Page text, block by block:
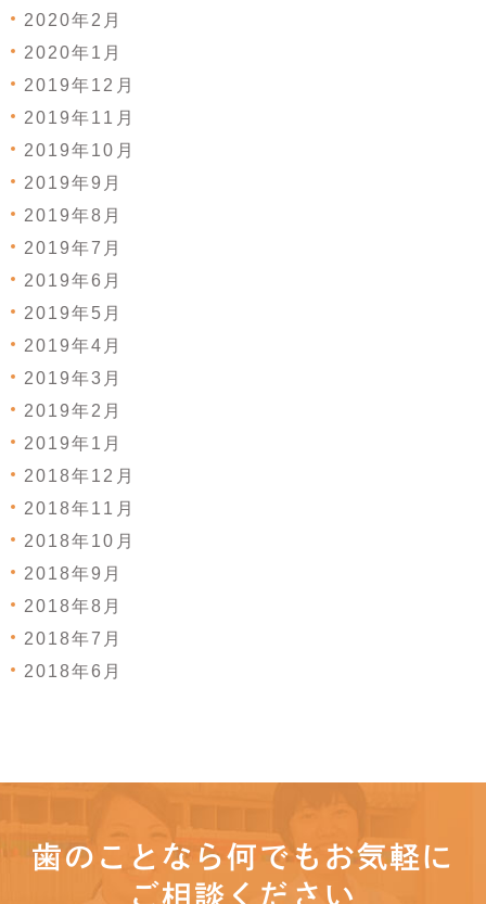
2020年2月
2020年1月
2019年12月
2019年11月
2019年10月
2019年9月
2019年8月
2019年7月
2019年6月
2019年5月
2019年4月
2019年3月
2019年2月
2019年1月
2018年12月
2018年11月
2018年10月
2018年9月
2018年8月
2018年7月
2018年6月
歯のことなら何でもお気軽に
ご相談ください